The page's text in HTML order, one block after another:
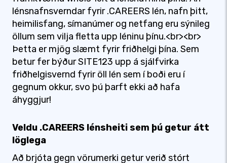
lénsnafnsverndar fyrir .CAREERS lén, nafn þitt,
heimilisfang, símanúmer og netfang eru sýnileg
öllum sem vilja fletta upp léninu þínu.<br><br>
Þetta er mjög slæmt fyrir friðhelgi þína. Sem
betur fer býður SITE123 upp á sjálfvirka
friðhelgisvernd fyrir öll lén sem í boði eru í
gegnum okkur, svo þú þarft ekki að hafa
áhyggjur!
Veldu .CAREERS lénsheiti sem þú getur átt
löglega
Að brjóta gegn vörumerki getur verið stórt